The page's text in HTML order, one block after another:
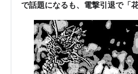
で話題になるも、電撃引退で「